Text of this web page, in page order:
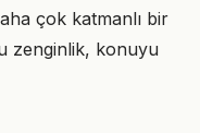
çok katmanlı bir
zenginlik, konuyu